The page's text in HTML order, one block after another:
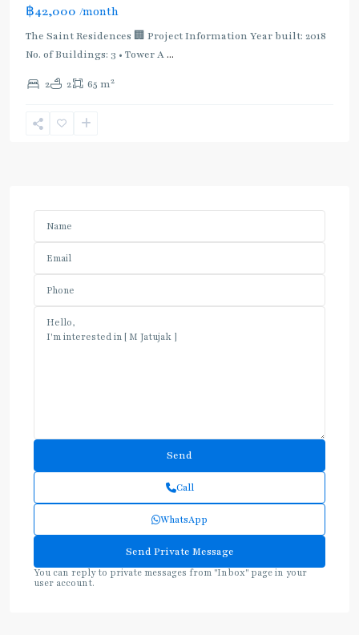
฿42,000 /month
The Saint Residences 🏢 Project Information Year built: 2018
No. of Buildings: 3 • Tower A...
2 2 65 m2
Call
WhatsApp
You can reply to private messages from "Inbox" page in your
user account.